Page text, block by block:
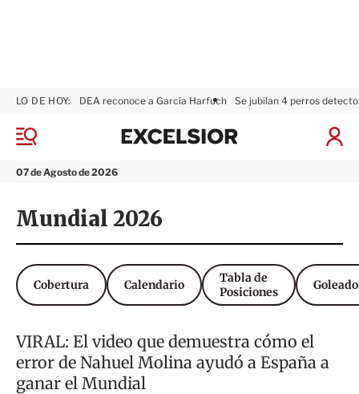
M
n
07 de Agosto de 2026
LO DE HOY: DEA reconoce a García Harfuch Se jubilan 4 perros
I
S
e
s
ó
x
r
Mundial 2026
Cobertura Calendario
Tabla de
Posiciones
VIRAL: El video que demuestra cómo el
error de Nahuel Molina ayudó a España a
ganar el Mundial